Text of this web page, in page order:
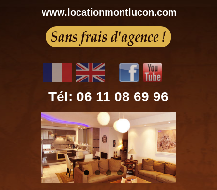
www.locationmontlucon.com
Tél: 06 11 08 69 96